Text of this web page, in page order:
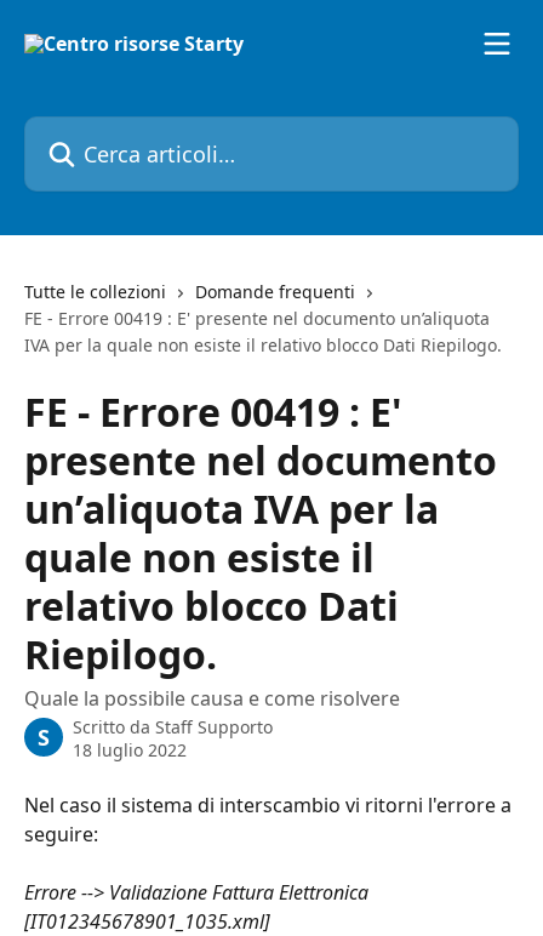
Cerca articoli…
Tutte le collezioni
Domande frequenti
FE - Errore 00419 : E' presente nel documento un’aliquota
IVA per la quale non esiste il relativo blocco Dati Riepilogo.
FE - Errore 00419 : E'
presente nel documento
un’aliquota IVA per la
quale non esiste il
relativo blocco Dati
Riepilogo.
Quale la possibile causa e come risolvere
S Scritto da Staff Supporto
18 luglio 2022
Nel caso il sistema di interscambio vi ritorni l'errore a
seguire:
Errore --> Validazione Fattura Elettronica
[IT012345678901_1035.xml]